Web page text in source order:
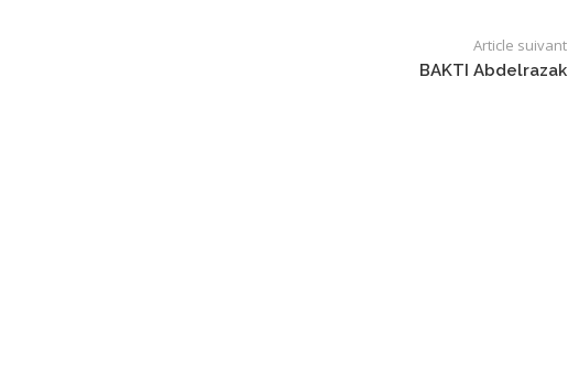
Article suivant
BAKTI Abdelrazak